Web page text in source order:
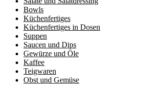
Bowls
Küchenfertiges
Küchenfertiges in Dosen
Suppen
Saucen und Dips
Gewürze und Öle
Kaffee
Teigwaren
Obst und Gemüse